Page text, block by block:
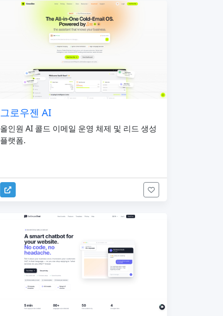
그로우젠 AI
올인원 AI 콜드 이메일 운영 체제 및 리드 생성
플랫폼.